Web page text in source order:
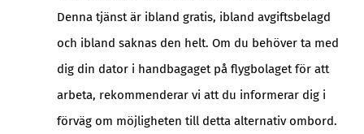
Denna tjänst är ibland gratis, ibland avgiftsbelagd
och ibland saknas den helt. Om du behöver ta med
dig din dator i handbagaget på flygbolaget för att
arbeta, rekommenderar vi att du informerar dig i
förväg om möjligheten till detta alternativ ombord.